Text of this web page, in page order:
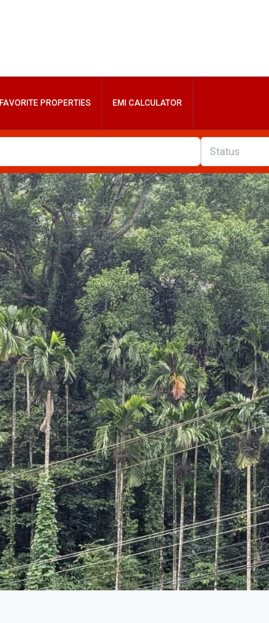
FAVORITE PROPERTIES EMI CALCULATOR
Status